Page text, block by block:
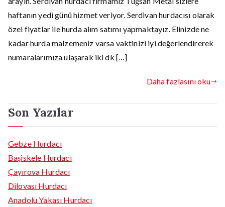
haftanın yedi günü hizmet veriyor. Serdivan hurdacısı olarak
özel fiyatlar ile hurda alım satımı yapmaktayız. Elinizde ne
kadar hurda malzemeniz varsa vaktinizi iyi değerlendirerek
numaralarımıza ulaşarak iki dk […]
Daha fazlasını oku
Son Yazılar
Gebze Hurdacı
Başiskele Hurdacı
Çayırova Hurdacı
Dilovası Hurdacı
Anadolu Yakası Hurdacı